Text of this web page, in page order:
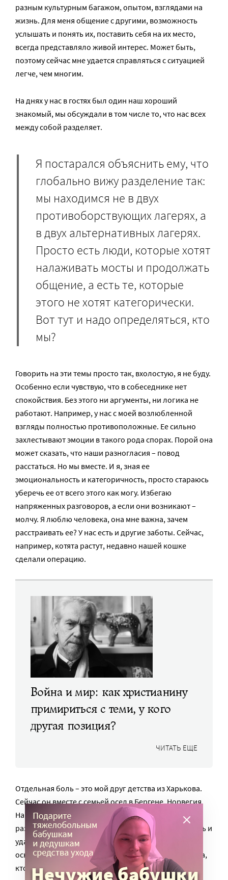
разным культурным багажом, опытом, взглядами на
жизнь. Для меня общение с другими, возможность
услышать и понять их, поставить себя на их место,
всегда представляло живой интерес. Может быть,
поэтому сейчас мне удается справляться с ситуацией
легче, чем многим.
На днях у нас в гостях был один наш хороший
знакомый, мы обсуждали в том числе то, что нас всех
между собой разделяет.
Я постарался объяснить ему, что
глобально вижу разделение так:
мы находимся не в двух
противоборствующих лагерях, а
в двух альтернативных лагерях.
Просто есть люди, которые хотят
налаживать мосты и продолжать
общение, а есть те, которые
этого не хотят категорически.
Вот тут и надо определяться, кто
мы?
Говорить на эти темы просто так, вхолостую, я не буду.
Особенно если чувствую, что в собеседнике нет
спокойствия. Без этого ни аргументы, ни логика не
работают. Например, у нас с моей возлюбленной
взгляды полностью противоположные. Ее сильно
захлестывают эмоции в такого рода спорах. Порой она
может сказать, что наши разногласия – повод
расстаться. Но мы вместе. И я, зная ее
эмоциональность и категоричность, просто стараюсь
уберечь ее от всего этого как могу. Избегаю
напряженных разговоров, а если они возникают –
молчу. Я люблю человека, она мне важна, зачем
расстраивать ее? У нас есть и другие заботы. Сейчас,
например, котята растут, недавно нашей кошке
сделали операцию.
Война и мир: как христианину
примириться с теми, у кого
другая позиция?
ЧИТАТЬ ЕЩЕ
Отдельная боль – это мой друг детства из Харькова.
Сейчас он вместе с семьей осел в Бергене, Норвегия.
Наше общение полностью остановлено: нас
разъединила мобилизация. Ранее мы созванивались и
удавалось тему России и Украины обходить, в
основном общались на личные темы: как у кого дела,
кто как устроился, как работа и т. д.